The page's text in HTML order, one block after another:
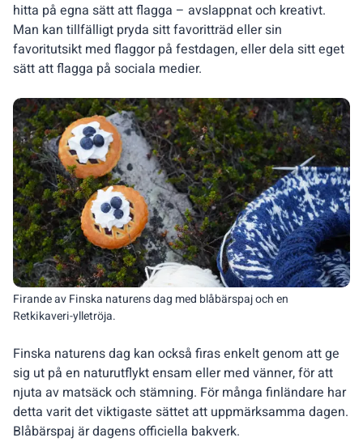
hitta på egna sätt att flagga – avslappnat och kreativt.
Man kan tillfälligt pryda sitt favoritträd eller sin
favoritutsikt med flaggor på festdagen, eller dela sitt eget
sätt att flagga på sociala medier.
Finska naturens dag kan också firas enkelt genom att ge
sig ut på en naturutflykt ensam eller med vänner, för att
njuta av matsäck och stämning. För många finländare har
detta varit det viktigaste sättet att uppmärksamma dagen.
Blåbärspaj är dagens officiella bakverk.
Firande av Finska naturens dag med blåbärspaj och en
Retkikaveri-ylletröja.